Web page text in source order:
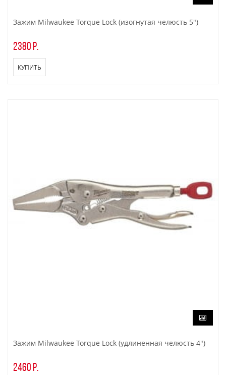
Зажим Milwaukee Torque Lock (изогнутая челюсть 5")
2380 р.
КУПИТЬ
Зажим Milwaukee Torque Lock (удлиненная челюсть 4")
2460 р.